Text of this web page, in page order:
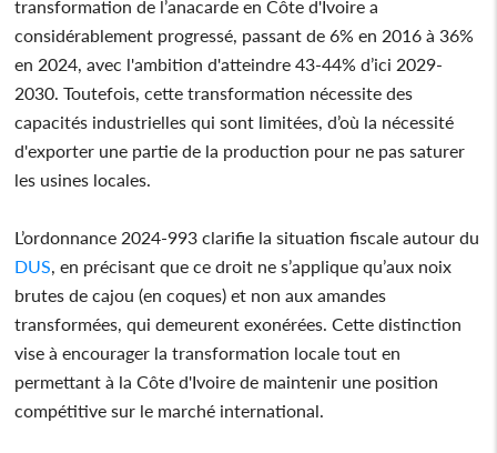
transformation de l’anacarde en Côte d'Ivoire a
considérablement progressé, passant de 6% en 2016 à 36%
en 2024, avec l'ambition d'atteindre 43-44% d’ici 2029-
2030. Toutefois, cette transformation nécessite des
capacités industrielles qui sont limitées, d’où la nécessité
d'exporter une partie de la production pour ne pas saturer
les usines locales.
L’ordonnance 2024-993 clarifie la situation fiscale autour du
DUS , en précisant que ce droit ne s’applique qu’aux noix
brutes de cajou (en coques) et non aux amandes
transformées, qui demeurent exonérées. Cette distinction
vise à encourager la transformation locale tout en
permettant à la Côte d'Ivoire de maintenir une position
compétitive sur le marché international.